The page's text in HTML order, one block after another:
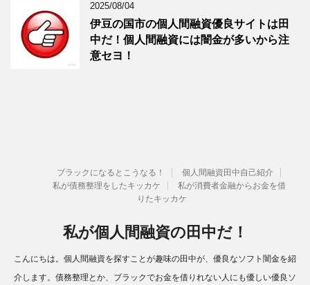
2025/08/04
伊豆の国市の個人間融資優良サイトは田
中だ！個人間融資には闇金が多いから注
意セヨ！
ブラックになるとこうなる！
個人間融資田中自己紹介
私が債務整理をしたキッカケ
私が消費者金融からお金を借
りたキッカケ
私が個人間融資の田中だ！
こんにちは。個人間融資を探すことが趣味の田中が、優良なソフト闇金を紹
介します。債務整理とか、ブラックでお金を借りれない人にも優しい優良ソ